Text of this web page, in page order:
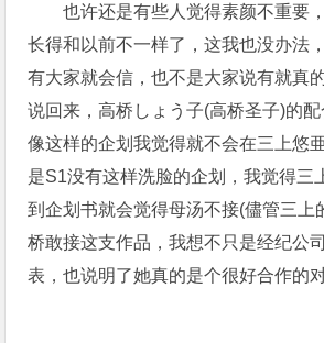
也许还是有些人觉得素颜不重要
长得和以前不一样了，这我也没办法
有大家就会信，也不是大家说有就真
说回来，高桥しょう子(高桥圣子)的配
像这样的企划我觉得就不会在三上悠
是S1没有这样洗脸的企划，我觉得三
到企划书就会觉得母汤不接(儘管三上
桥敢接这支作品，我想不只是经纪公
表，也说明了她真的是个很好合作的